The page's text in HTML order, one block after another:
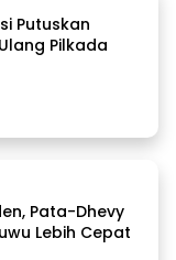
Putuskan
Pilkada
Pata-Dhevy
Lebih Cepat